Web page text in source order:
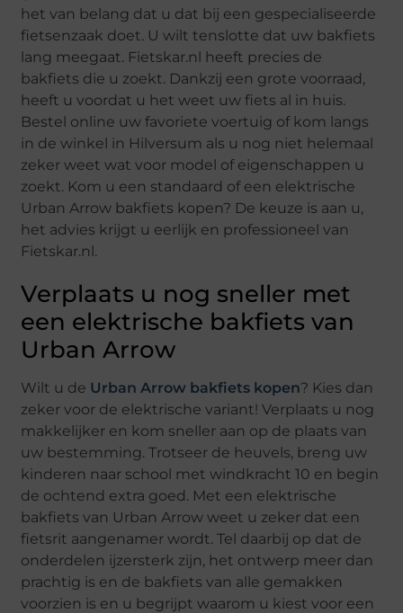
het van belang dat u dat bij een gespecialiseerde
fietsenzaak doet. U wilt tenslotte dat uw bakfiets
lang meegaat. Fietskar.nl heeft precies de
bakfiets die u zoekt. Dankzij een grote voorraad,
heeft u voordat u het weet uw fiets al in huis.
Bestel online uw favoriete voertuig of kom langs
in de winkel in Hilversum als u nog niet helemaal
zeker weet wat voor model of eigenschappen u
zoekt. Kom u een standaard of een elektrische
Urban Arrow bakfiets kopen? De keuze is aan u,
het advies krijgt u eerlijk en professioneel van
Fietskar.nl.
Verplaats u nog sneller met
een elektrische bakfiets van
Urban Arrow
Wilt u de Urban Arrow bakfiets kopen? Kies dan
zeker voor de elektrische variant! Verplaats u nog
makkelijker en kom sneller aan op de plaats van
uw bestemming. Trotseer de heuvels, breng uw
kinderen naar school met windkracht 10 en begin
de ochtend extra goed. Met een elektrische
bakfiets van Urban Arrow weet u zeker dat een
fietsrit aangenamer wordt. Tel daarbij op dat de
onderdelen ijzersterk zijn, het ontwerp meer dan
prachtig is en de bakfiets van alle gemakken
voorzien is en u begrijpt waarom u kiest voor een